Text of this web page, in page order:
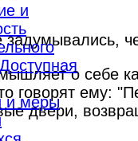
и
и меры
задумывались,
о себе
говорят ему:
двери,